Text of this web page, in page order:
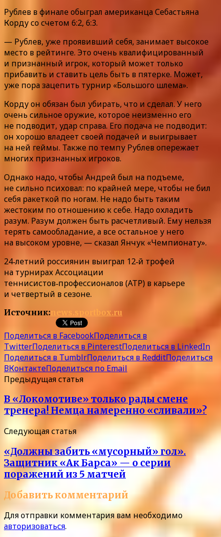
Рублев в финале обыграл американца Себастьяна
Корду со счетом 6:2, 6:3.
— Рублев, уже проявивший себя, занимает высокое
место в рейтинге. Это очень квалифицированный
и признанный игрок, который может только
прибавить и ставить цель быть в пятерке. Может,
уже пора зацепить турнир «Большого шлема».
Корду он обязан был убирать, что и сделал. У него
очень сильное оружие, которое неизменно его
не подводит, удар справа. Его подача не подводит:
он хорошо владеет своей подачей и выигрывает
на ней геймы. Также по темпу Рублев опережает
многих признанных игроков.
Однако надо, чтобы Андрей был на подъеме,
не сильно психовал: по крайней мере, чтобы не бил
себя ракеткой по ногам. Не надо быть таким
жестоким по отношению к себе. Надо охладить
разум. Разум должен быть расчетливый. Ему нельзя
терять самообладание, а все остальное у него
на высоком уровне, — сказал Янчук «Чемпионату».
24‑летний россиянин выиграл 12‑й трофей
на турнирах Ассоциации
теннисистов‑профессионалов (ATP) в карьере
и четвертый в сезоне.
Источник:news.sportbox.ru
Поделиться в FacebookПоделиться в
TwitterПоделиться в PinterestПоделиться в LinkedIn
Поделиться в TumblrПоделиться в RedditПоделиться
ВКонтактеПоделиться по Email
Предыдущая статья
В «Локомотиве» только рады смене
тренера! Немца намеренно «сливали»?
Следующая статья
«Должны забить «мусорный» гол».
Защитник «Ак Барса» — о серии
поражений из 5 матчей
Добавить комментарий
Для отправки комментария вам необходимо
авторизоваться.